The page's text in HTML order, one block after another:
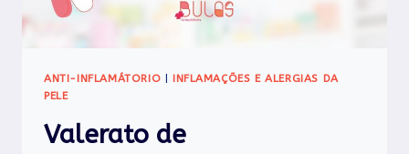
ANTI-INFLAMÁTORIO
INFLAMAÇÕES E ALERGIAS DA
PELE
Valerato de